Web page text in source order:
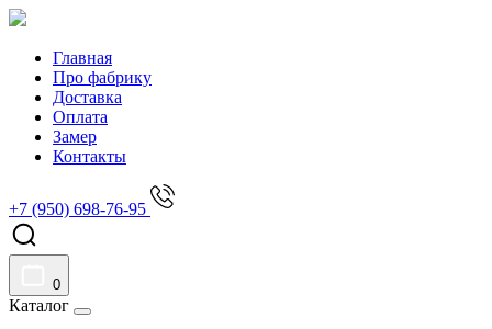
Главная
Про фабрику
Доставка
Оплата
Замер
Контакты
+7 (950) 698-76-95
0
Каталог